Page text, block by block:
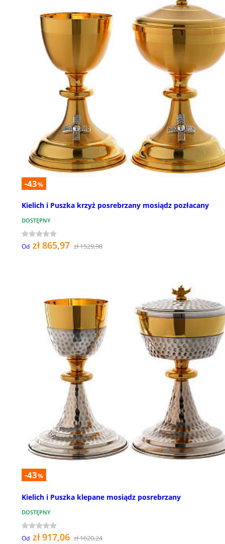
-43%
Kielich i Puszka krzyż posrebrzany mosiądz pozłacany
DOSTĘPNY
Od zł 865,97 zł 1529,98
-43%
Kielich i Puszka klepane mosiądz posrebrzany
DOSTĘPNY
Od zł 917,06 zł 1620,24